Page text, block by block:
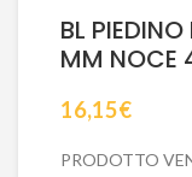
BL
MM NOCE
16,15€
PRODOTTO